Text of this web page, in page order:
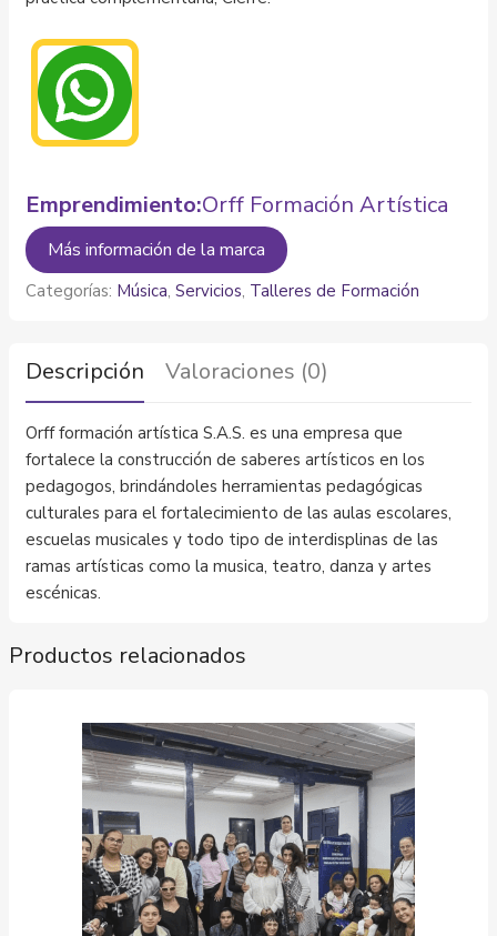
Emprendimiento:Orff Formación Artística
Más información de la marca
Categorías: Música, Servicios, Talleres de Formación
Descripción Valoraciones (0)
Orff formación artística S.A.S. es una empresa que
fortalece la construcción de saberes artísticos en los
pedagogos, brindándoles herramientas pedagógicas
culturales para el fortalecimiento de las aulas escolares,
escuelas musicales y todo tipo de interdisplinas de las
ramas artísticas como la musica, teatro, danza y artes
escénicas.
Productos relacionados